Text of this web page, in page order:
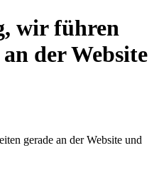
wir führen
der Website
gerade an der Website und